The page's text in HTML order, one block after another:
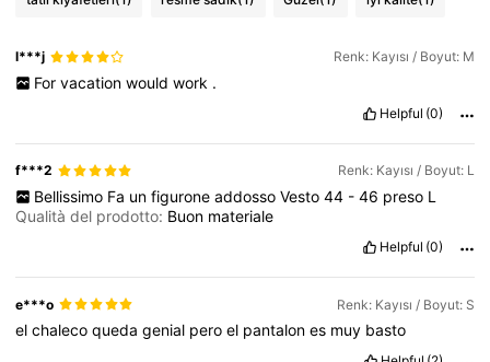
l***j Renk: Kayısı / Boyut: M
For vacation would work .
Helpful (0)
f***2 Renk: Kayısı / Boyut: L
Bellissimo Fa un figurone addosso Vesto 44 - 46 preso L
Qualità del prodotto: Buon materiale
Helpful (0)
e***o Renk: Kayısı / Boyut: S
elchalecoquedagenial peroel pantalones muy basto